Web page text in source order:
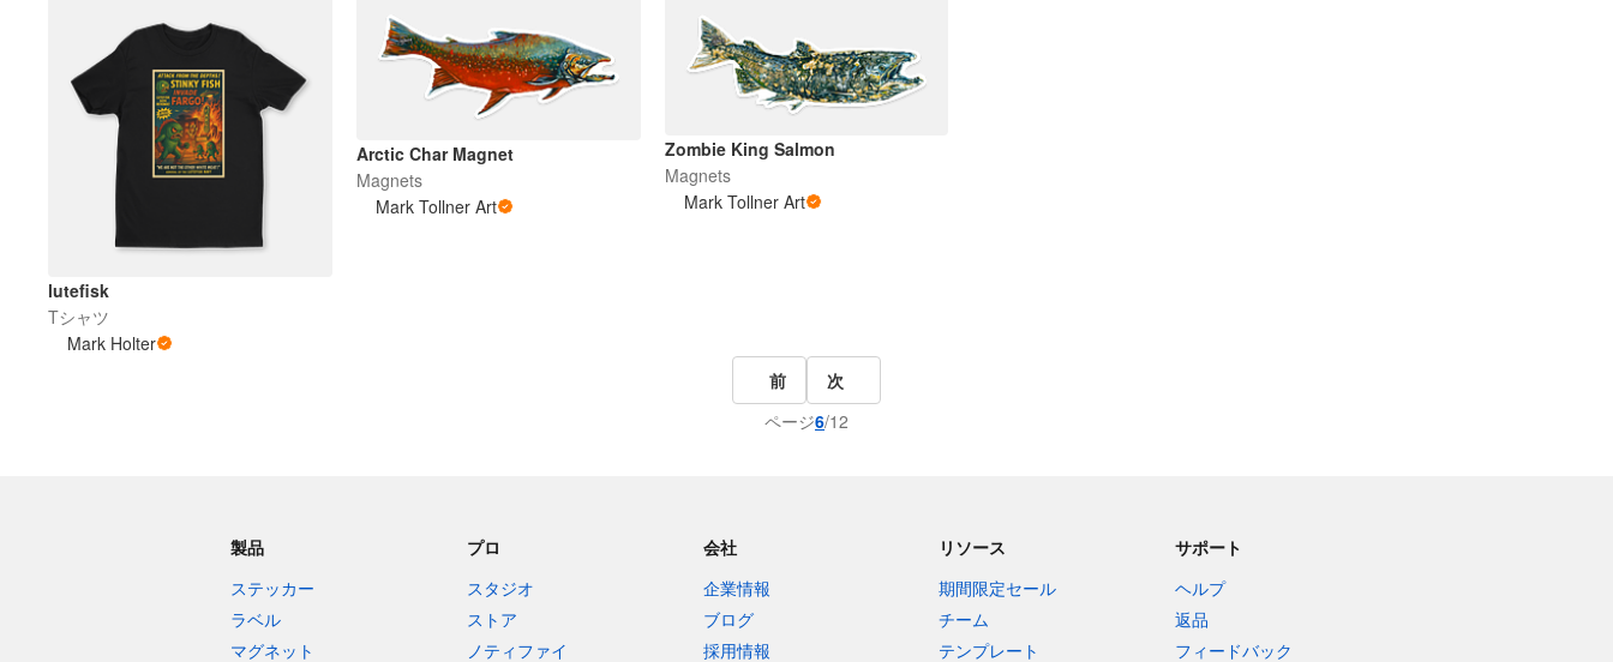
lutefisk
Tシャツ
Mark Holter
Arctic Char Magnet
Magnets
Mark Tollner Art
Zombie King Salmon
Magnets
Mark Tollner Art
前
次
ページ6/12
製品
ステッカー
ラベル
マグネット
プロ
スタジオ
ストア
ノティファイ
会社
企業情報
ブログ
採用情報
リソース
期間限定セール
チーム
テンプレート
サポート
ヘルプ
返品
フィードバック